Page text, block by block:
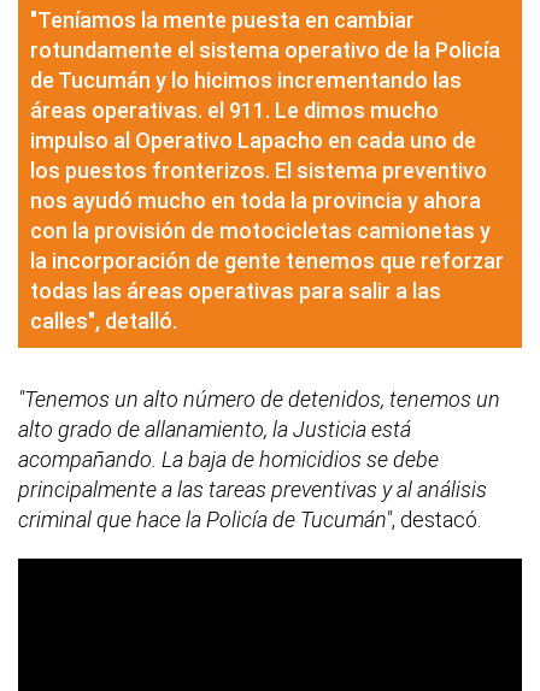
"Teníamos la mente puesta en cambiar
rotundamente el sistema operativo de la Policía
de Tucumán y lo hicimos incrementando las
áreas operativas. el 911. Le dimos mucho
impulso al Operativo Lapacho en cada uno de
los puestos fronterizos. El sistema preventivo
nos ayudó mucho en toda la provincia y ahora
con la provisión de motocicletas camionetas y
la incorporación de gente tenemos que reforzar
todas las áreas operativas para salir a las
calles", detalló.
"Tenemos un alto número de detenidos, tenemos un
alto grado de allanamiento, la Justicia está
acompañando. La baja de homicidios se debe
principalmente a las tareas preventivas y al análisis
criminal que hace la Policía de Tucumán", destacó.